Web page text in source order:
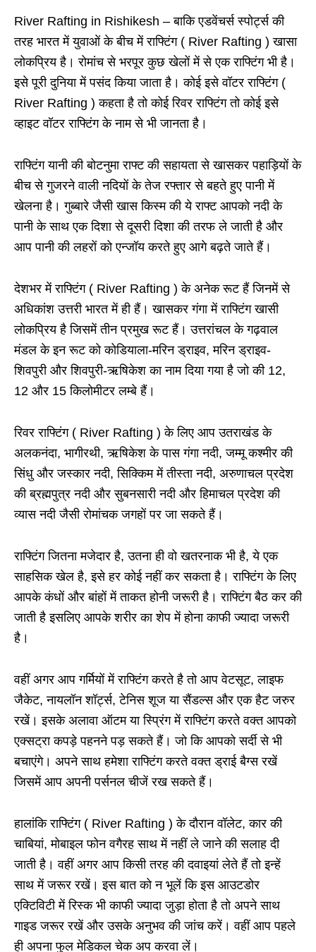
River Rafting in Rishikesh – बाकि एडवेंचर्स स्पोर्ट्स की
तरह भारत में युवाओं के बीच में राफ्टिंग ( River Rafting ) खासा
लोकप्रिय है। रोमांच से भरपूर कुछ खेलों में से एक राफ्टिंग भी है।
इसे पूरी दुनिया में पसंद किया जाता है। कोई इसे वॉटर राफ्टिंग (
River Rafting ) कहता है तो कोई रिवर राफ्टिंग तो कोई इसे
व्हाइट वॉटर राफ्टिंग के नाम से भी जानता है।
राफ्टिंग यानी की बोटनुमा राफ्ट की सहायता से खासकर पहाड़ियों के
बीच से गुजरने वाली नदियों के तेज रफ्तार से बहते हुए पानी में
खेलना है। गुब्बारे जैसी खास किस्म की ये राफ्ट आपको नदी के
पानी के साथ एक दिशा से दूसरी दिशा की तरफ ले जाती है और
आप पानी की लहरों को एन्जॉय करते हुए आगे बढ़ते जाते हैं।
देशभर में राफ्टिंग ( River Rafting ) के अनेक रूट हैं जिनमें से
अधिकांश उत्तरी भारत में ही हैं। खासकर गंगा में राफ्टिंग खासी
लोकप्रिय है जिसमें तीन प्रमुख रूट हैं। उत्तरांचल के गढ़वाल
मंडल के इन रूट को कोडियाला-मरिन ड्राइव, मरिन ड्राइव-
शिवपुरी और शिवपुरी-ऋषिकेश का नाम दिया गया है जो की 12,
12 और 15 किलोमीटर लम्बे हैं।
रिवर राफ्टिंग ( River Rafting ) के लिए आप उतराखंड के
अलकनंदा, भागीरथी, ऋषिकेश के पास गंगा नदी, जम्मू कश्मीर की
सिंधु और जस्कार नदी, सिक्किम में तीस्ता नदी, अरुणाचल प्रदेश
की ब्रह्मपुत्र नदी और सुबनसारी नदी और हिमाचल प्रदेश की
व्यास नदी जैसी रोमांचक जगहों पर जा सकते हैं।
राफ्टिंग जितना मजेदार है, उतना ही वो खतरनाक भी है, ये एक
साहसिक खेल है, इसे हर कोई नहीं कर सकता है। राफ्टिंग के लिए
आपके कंधों और बांहों में ताकत होनी जरूरी है। राफ्टिंग बैठ कर की
जाती है इसलिए आपके शरीर का शेप में होना काफी ज्यादा जरूरी
है।
वहीं अगर आप गर्मियों में राफ्टिंग करते है तो आप वेटसूट, लाइफ
जैकेट, नायलॉन शॉर्ट्स, टेनिस शूज या सैंडल्स और एक हैट जरुर
रखें। इसके अलावा ऑटम या स्प्रिंग में राफ्टिंग करते वक्त आपको
एक्सट्रा कपड़े पहनने पड़ सकते हैं। जो कि आपको सर्दी से भी
बचाएंगे। अपने साथ हमेशा राफ्टिंग करते वक्त ड्राई बैग्स रखें
जिसमें आप अपनी पर्सनल चीजें रख सकते हैं।
हालांकि राफ्टिंग ( River Rafting ) के दौरान वॉलेट, कार की
चाबियां, मोबाइल फोन वगैरह साथ में नहीं ले जाने की सलाह दी
जाती है। वहीं अगर आप किसी तरह की दवाइयां लेते हैं तो इन्हें
साथ में जरूर रखें। इस बात को न भूलें कि इस आउटडोर
एक्टिविटी में रिस्क भी काफी ज्यादा जुड़ा होता है तो अपने साथ
गाइड जरूर रखें और उसके अनुभव की जांच करें। वहीं आप पहले
ही अपना फुल मेडिकल चेक अप करवा लें।